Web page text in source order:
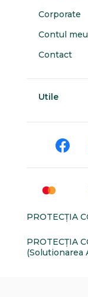
Corporate
Contul meu
Contact
Utile
PROTECŢIA
PROTECŢIA
(Solutionarea